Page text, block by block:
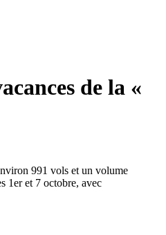
de la «
991 vols et un volume
1er et 7 octobre, avec